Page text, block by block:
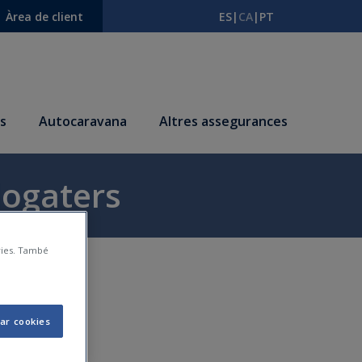
Àrea de client ES| CA| PT
Autocaravana Altres assegurances
També
cookies